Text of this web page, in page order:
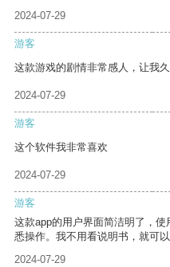
2024-07-29
游客
这款游戏的剧情非常感人，让我久
2024-07-29
游客
这个软件我非常喜欢
2024-07-29
游客
这款app的用户界面简洁明了，
悉操作。我不用看说明书，就可以
2024-07-29